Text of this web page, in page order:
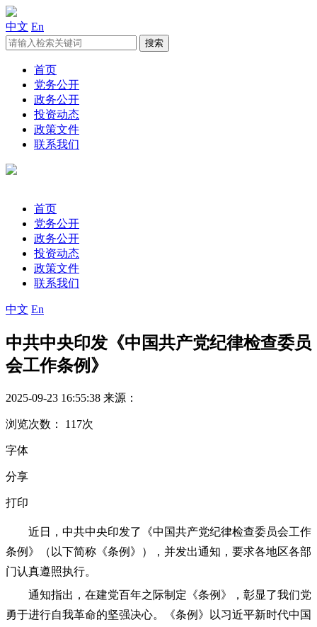
中文 En
首页
党务公开
政务公开
投资动态
政策文件
联系我们
首页
党务公开
政务公开
投资动态
政策文件
联系我们
中文 En
中共中央印发《中国共产党纪律检查委员
会工作条例》
2025-09-23 16:55:38 来源：
浏览次数： 117次
字体
分享
打印
近日，中共中央印发了《中国共产党纪律检查委员会工作
条例》（以下简称《条例》），并发出通知，要求各地区各部
门认真遵照执行。
通知指出，在建党百年之际制定《条例》，彰显了我们党
勇于进行自我革命的坚强决心。《条例》以习近平新时代中国